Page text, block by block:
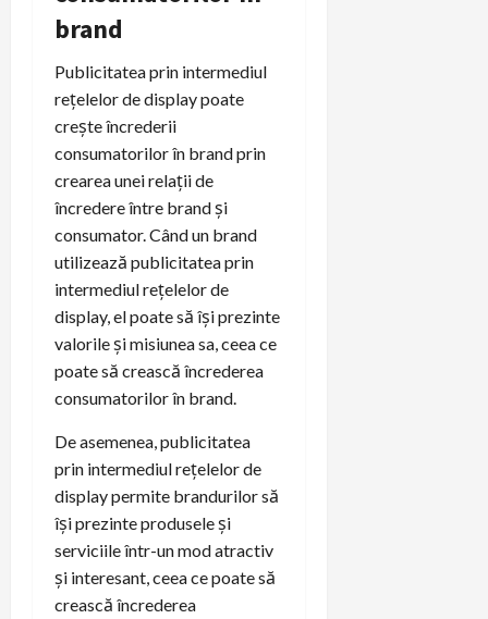
brand
Publicitatea prin intermediul
rețelelor de display poate
crește încrederii
consumatorilor în brand prin
crearea unei relații de
încredere între brand și
consumator. Când un brand
utilizează publicitatea prin
intermediul rețelelor de
display, el poate să își prezinte
valorile și misiunea sa, ceea ce
poate să crească încrederea
consumatorilor în brand.
De asemenea, publicitatea
prin intermediul rețelelor de
display permite brandurilor să
își prezinte produsele și
serviciile într-un mod atractiv
și interesant, ceea ce poate să
crească încrederea